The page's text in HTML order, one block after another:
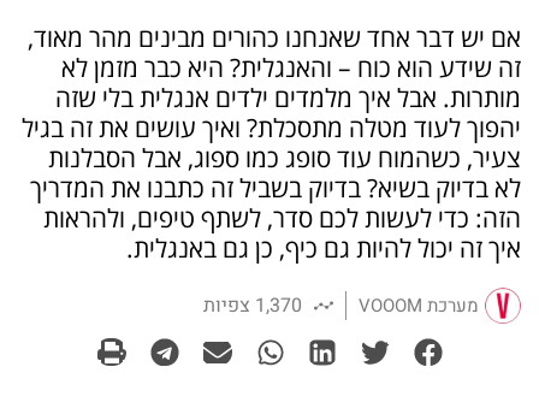
אם יש דבר אחד שאנחנו כהורים מבינים מהר מאוד,
זה שידע הוא כוח – והאנגלית? היא כבר מזמן לא
מותרות. אבל איך מלמדים ילדים אנגלית בלי שזה
יהפוך לעוד מטלה מתסכלת? ואיך עושים את זה בגיל
צעיר, כשהמוח עוד סופג כמו ספוג, אבל הסבלנות
לא בדיוק בשיא? בדיוק בשביל זה כתבנו את המדריך
הזה: כדי לעשות לכם סדר, לשתף טיפים, ולהראות
איך זה יכול להיות גם כיף, כן גם באנגלית.
מערכת VOOOM 1,370 צפיות